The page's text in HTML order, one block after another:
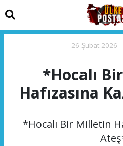
26 Şubat 2026
*Hocalı
Hafızasına
*Hocalı Bir Milletin